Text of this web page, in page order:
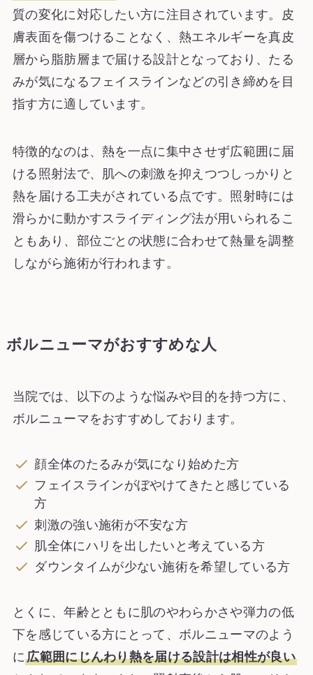
質の変化に対応したい方に注目されています。皮
膚表面を傷つけることなく、熱エネルギーを真皮
層から脂肪層まで届ける設計となっており、たる
みが気になるフェイスラインなどの引き締めを目
指す方に適しています。
特徴的なのは、熱を一点に集中させず広範囲に届
ける照射法で、肌への刺激を抑えつつしっかりと
熱を届ける工夫がされている点です。照射時には
滑らかに動かすスライディング法が用いられるこ
ともあり、部位ごとの状態に合わせて熱量を調整
しながら施術が行われます。
ボルニューマがおすすめな人
当院では、以下のような悩みや目的を持つ方に、
ボルニューマをおすすめしております。
顔全体のたるみが気になり始めた方
フェイスラインがぼやけてきたと感じている
方
刺激の強い施術が不安な方
肌全体にハリを出したいと考えている方
ダウンタイムが少ない施術を希望している方
とくに、年齢とともに肌のやわらかさや弾力の低
下を感じている方にとって、ボルニューマのよう
に広範囲にじんわり熱を届ける設計は相性が良い